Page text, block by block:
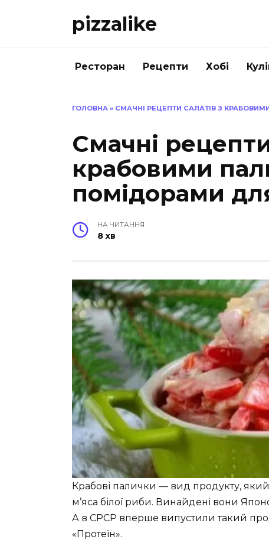
pizzalike
Ресторан Рецепти Хобі
ГОЛОВНА » СМАЧНІ РЕЦЕПТИ САЛАТІВ З
Смачні
крабовими
помідорами
НА ЧИТАННЯ
8 хв
Крабові палички — вид продукту, який
м’яса білої риби. Винайдені вони
А в СРСР вперше випустили такий
«Протеїн».